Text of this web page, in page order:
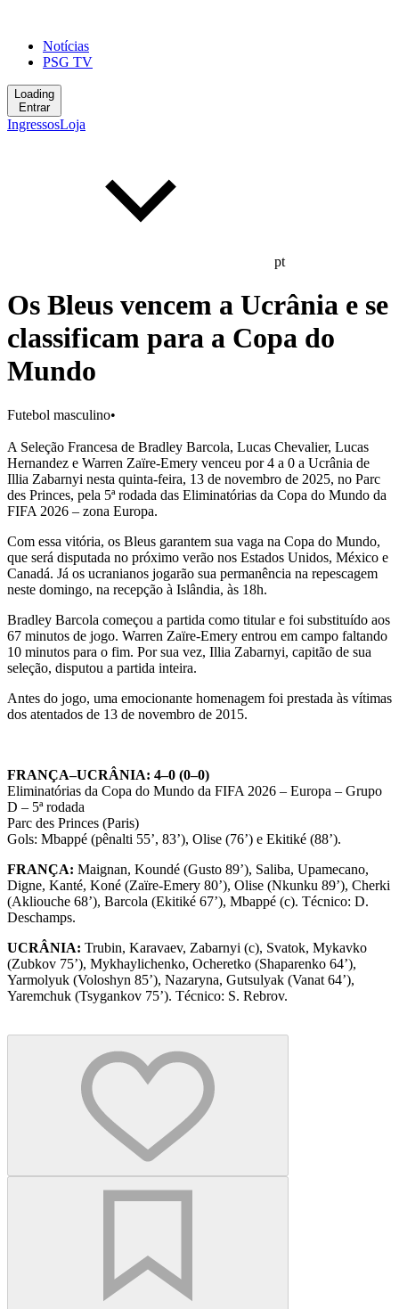
Notícias
PSG TV
Loading
Entrar
IngressosLoja
pt
Os Bleus vencem a Ucrânia e se
classificam para a Copa do
Mundo
Futebol masculino•
A Seleção Francesa de Bradley Barcola, Lucas Chevalier, Lucas
Hernandez e Warren Zaïre-Emery venceu por 4 a 0 a Ucrânia de
Illia Zabarnyi nesta quinta-feira, 13 de novembro de 2025, no Parc
des Princes, pela 5ª rodada das Eliminatórias da Copa do Mundo da
FIFA 2026 – zona Europa.
Com essa vitória, os Bleus garantem sua vaga na Copa do Mundo,
que será disputada no próximo verão nos Estados Unidos, México e
Canadá. Já os ucranianos jogarão sua permanência na repescagem
neste domingo, na recepção à Islândia, às 18h.
Bradley Barcola começou a partida como titular e foi substituído aos
67 minutos de jogo. Warren Zaïre-Emery entrou em campo faltando
10 minutos para o fim. Por sua vez, Illia Zabarnyi, capitão de sua
seleção, disputou a partida inteira.
Antes do jogo, uma emocionante homenagem foi prestada às vítimas
dos atentados de 13 de novembro de 2015.
FRANÇA–UCRÂNIA: 4–0 (0–0)
Eliminatórias da Copa do Mundo da FIFA 2026 – Europa – Grupo
D – 5ª rodada
Parc des Princes (Paris)
Gols: Mbappé (pênalti 55’, 83’), Olise (76’) e Ekitiké (88’).
FRANÇA: Maignan, Koundé (Gusto 89’), Saliba, Upamecano,
Digne, Kanté, Koné (Zaïre-Emery 80’), Olise (Nkunku 89’), Cherki
(Akliouche 68’), Barcola (Ekitiké 67’), Mbappé (c). Técnico: D.
Deschamps.
UCRÂNIA: Trubin, Karavaev, Zabarnyi (c), Svatok, Mykavko
(Zubkov 75’), Mykhaylichenko, Ocheretko (Shaparenko 64’),
Yarmolyuk (Voloshyn 85’), Nazaryna, Gutsulyak (Vanat 64’),
Yaremchuk (Tsygankov 75’). Técnico: S. Rebrov.